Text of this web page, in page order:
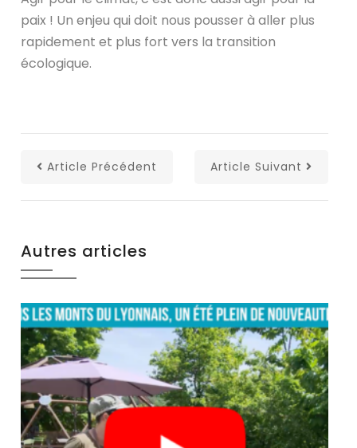
paix ! Un enjeu qui doit nous pousser à aller plus
rapidement et plus fort vers la transition
écologique.
Article Précédent Article Suivant
Autres articles